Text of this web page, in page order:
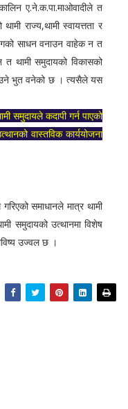
ए.ने.क.पा.माओवादीले त
राज्य,थामी स्वायत्तता र
साधन वनाउन वाहेक न त
थामी समुदायको विकासको
भुत वनेको छ । त्यसैले यस
समुदायले कदापी गर्न पाएको
वास्तविक कार्ययोजना
समाधानले मात्र थामी
समुदायको उत्थानमा विशेष
उज्वल छ ।